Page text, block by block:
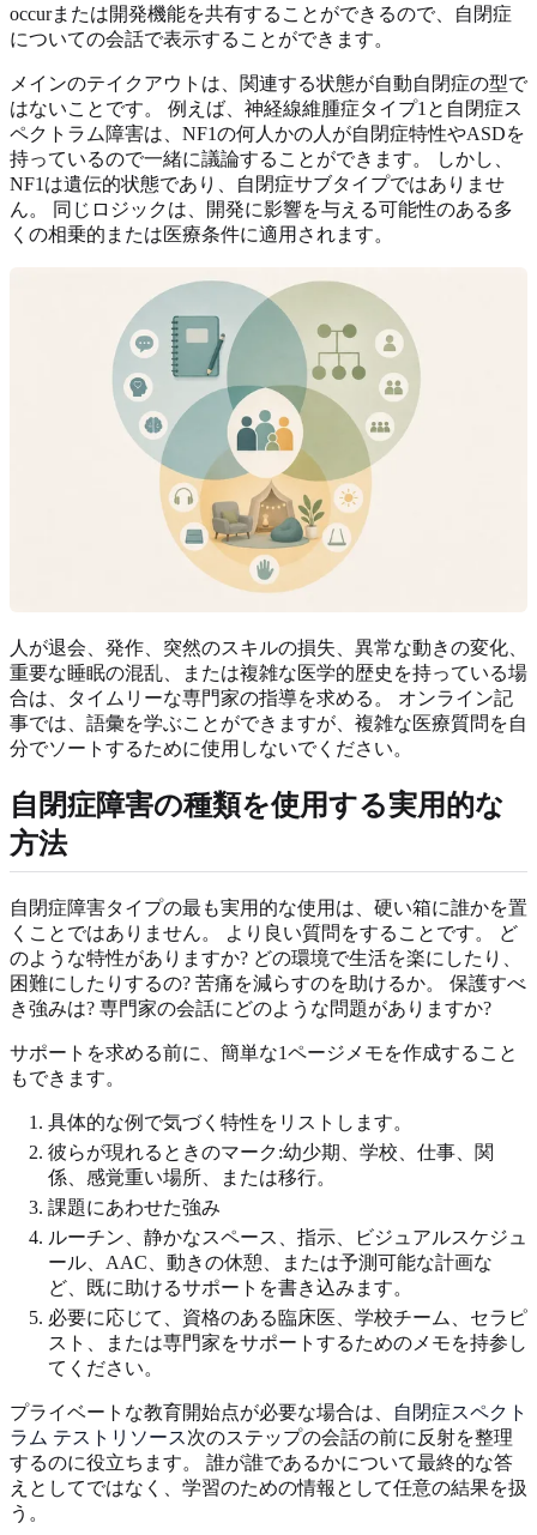
occurまたは開発機能を共有することができるので、自閉症
についての会話で表示することができます。
メインのテイクアウトは、関連する状態が自動自閉症の型で
はないことです。 例えば、神経線維腫症タイプ1と自閉症ス
ペクトラム障害は、NF1の何人かの人が自閉症特性やASDを
持っているので一緒に議論することができます。 しかし、
NF1は遺伝的状態であり、自閉症サブタイプではありませ
ん。 同じロジックは、開発に影響を与える可能性のある多
くの相乗的または医療条件に適用されます。
人が退会、発作、突然のスキルの損失、異常な動きの変化、
重要な睡眠の混乱、または複雑な医学的歴史を持っている場
合は、タイムリーな専門家の指導を求める。 オンライン記
事では、語彙を学ぶことができますが、複雑な医療質問を自
分でソートするために使用しないでください。
自閉症障害の種類を使用する実用的な
方法
自閉症障害タイプの最も実用的な使用は、硬い箱に誰かを置
くことではありません。 より良い質問をすることです。 ど
のような特性がありますか? どの環境で生活を楽にしたり、
困難にしたりするの? 苦痛を減らすのを助けるか。 保護すべ
き強みは? 専門家の会話にどのような問題がありますか?
サポートを求める前に、簡単な1ページメモを作成すること
もできます。
具体的な例で気づく特性をリストします。
彼らが現れるときのマーク:幼少期、学校、仕事、関
係、感覚重い場所、または移行。
課題にあわせた強み
ルーチン、静かなスペース、指示、ビジュアルスケジュ
ール、AAC、動きの休憩、または予測可能な計画な
ど、既に助けるサポートを書き込みます。
必要に応じて、資格のある臨床医、学校チーム、セラピ
スト、または専門家をサポートするためのメモを持参し
てください。
プライベートな教育開始点が必要な場合は、
自閉症スペクト
ラム テストリソース次のステップの会話の前に反射を整理
するのに役立ちます。 誰が誰であるかについて最終的な答
えとしてではなく、学習のための情報として任意の結果を扱
う。